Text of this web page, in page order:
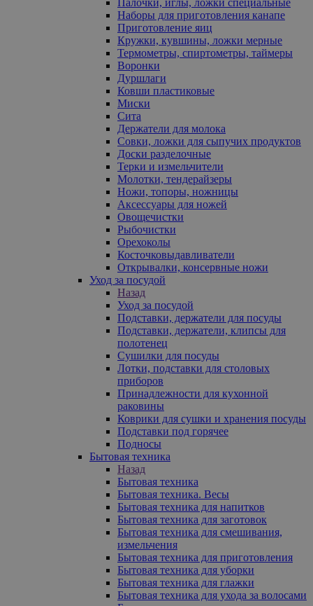
Наборы для приготовления канапе
Приготовление яиц
Кружки, кувшины, ложки мерные
Термометры, спиртометры, таймеры
Воронки
Дуршлаги
Ковши пластиковые
Миски
Сита
Держатели для молока
Совки, ложки для сыпучих продуктов
Доски разделочные
Терки и измельчители
Молотки, тендерайзеры
Ножи, топоры, ножницы
Аксессуары для ножей
Овощечистки
Рыбочистки
Орехоколы
Косточковыдавливатели
Открывалки, консервные ножи
Уход за посудой
Назад
Уход за посудой
Подставки, держатели для посуды
Подставки, держатели, клипсы для
полотенец
Сушилки для посуды
Лотки, подставки для столовых
приборов
Принадлежности для кухонной
раковины
Коврики для сушки и хранения посуды
Подставки под горячее
Подносы
Бытовая техника
Назад
Бытовая техника
Бытовая техника. Весы
Бытовая техника для напитков
Бытовая техника для заготовок
Бытовая техника для смешивания,
измельчения
Бытовая техника для приготовления
Бытовая техника для уборки
Бытовая техника для глажки
Бытовая техника для ухода за волосами